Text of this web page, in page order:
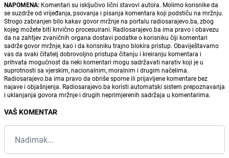
NAPOMENA: Komentari su isključivo lični stavovi autora. Molimo korisnike da
se suzdrže od vrijeđanja, psovanja i pisanja komentara koji podstiču na mržnju.
Strogo zabranjen bilo kakav govor mržnje na portalu radiosarajevo.ba, zbog
kojeg možete biti krivično procesuirani. Radiosarajevo.ba ima pravo i obavezu
da na zahtjev zvaničnih organa dostavi podatke o korisniku čiji komentari
sadrže govor mržnje, kao i da korisniku trajno blokira pristup. Obaviještavamo
vas da svaki čitatelj dobrovoljno pristupa čitanju i kreiranju komentara i
prihvata mogućnost da neki komentari mogu sadržavati narativ koji je u
suprotnosti sa vjerskim, nacionalnim, moralnim i drugim načelima.
Radiosarajevo.ba ima pravo da obriše sporne ili prijavljene komentare bez
najave i objašnjenja. Radiosarajevo.ba koristi automatski sistem prepoznavanja
i uklanjanja govora mržnje i drugih neprimjerenih sadržaja u komentarima.
VAŠ KOMENTAR